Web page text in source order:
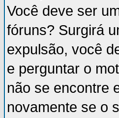
Você deve ser
fóruns? Surgirá
expulsão, você
e perguntar o
não se encontre
novamente se o